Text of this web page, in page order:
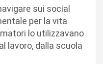
sui social
per la vita
lo utilizzavano
lavoro, dalla scuola